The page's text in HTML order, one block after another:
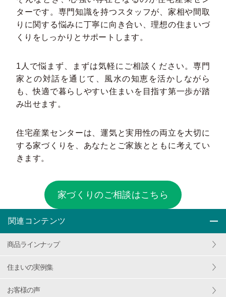
ターです。専門知識を持つスタッフが、家相や間取
りに関する悩みに丁寧に向き合い、理想の住まいづ
くりをしっかりとサポートします。
1人で悩まず、まずは気軽にご相談ください。専門
家との対話を通じて、風水の知恵を活かしながら
も、快適で暮らしやすい住まいを目指す第一歩が踏
み出せます。
住宅産業センターは、運気と実用性の両立を大切に
する家づくりを、あなたとご家族とともに考えてい
きます。
家づくりのご相談はこちら
関連コンテンツ
商品ラインナップ
住まいの実例集
お客様の声